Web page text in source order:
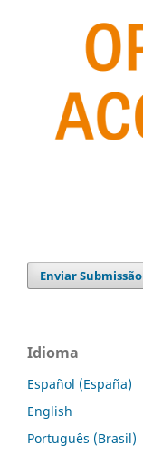
Enviar Submissão
Idioma
Español (España)
English
Português (Brasil)